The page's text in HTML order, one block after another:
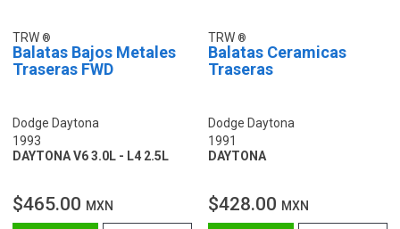
TRW
Balatas Bajos Metales
Traseras FWD
Dodge Daytona
1993
DAYTONA V6 3.0L - L4 2.5L
$465.00 MXN
TRW
Balatas Ceramicas
Traseras
Dodge Daytona
1991
DAYTONA
$428.00 MXN